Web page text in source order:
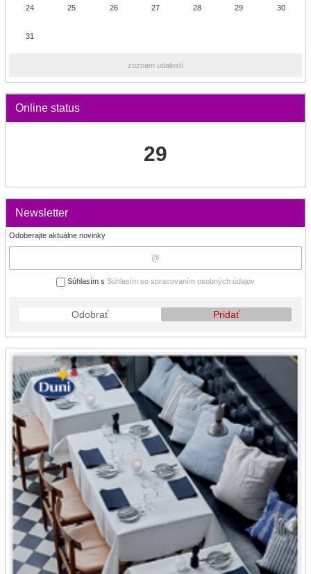
24 25 26 27 28 29 30
31
zoznam udalostí
Online status
29
Newsletter
Odoberajte aktuálne novinky
Súhlasím s Súhlasím so spracovaním osobných údajov
Odobrať Pridať